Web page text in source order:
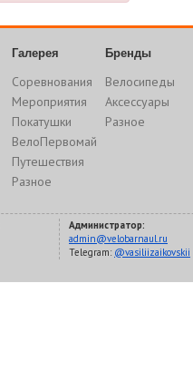
Галерея
Соревнования
Мероприятия
Покатушки
ВелоПервомай
Путешествия
Разное
Бренды
Велосипеды
Аксессуары
Разное
Администратор:
admin@velobarnaul.ru
Telegram: @vasiliizaikovskii